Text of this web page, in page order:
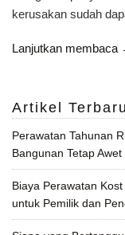
kerusakan sudah
Lanjutkan membaca
Artikel Terbaru
Perawatan Tahunan
Bangunan Tetap Awet
Biaya Perawatan
untuk Pemilik dan